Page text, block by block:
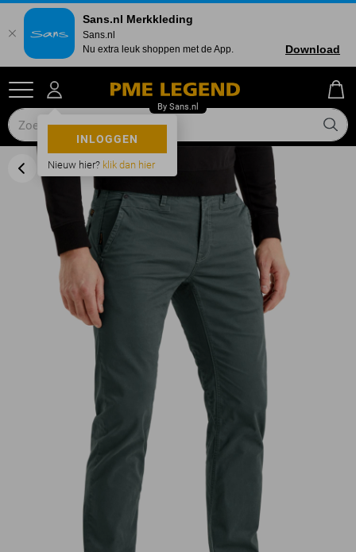
INLOGGEN
Nieuw hier? klik dan hier
Sans.nl Merkkleding
Sans.nl
Nu extra leuk shoppen met de App.
Download